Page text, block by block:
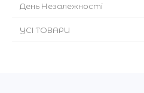
День Незалежності
УСІ ТОВАРИ